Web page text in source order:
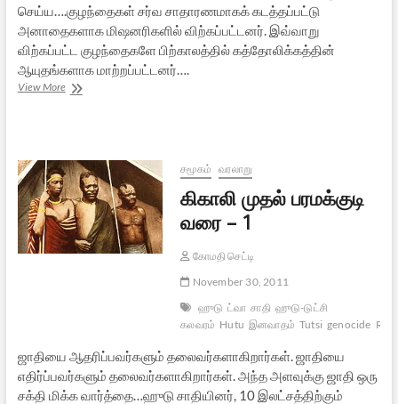
செய்ய….குழந்தைகள் சர்வ சாதாரணமாகக் கடத்தப்பட்டு
அனாதைகளாக மிஷனரிகளில் விற்கப்பட்டனர். இவ்வாறு
விற்கப்பட்ட குழந்தைகளே பிற்காலத்தில் கத்தோலிக்கத்தின்
ஆயுதங்களாக மாற்றப்பட்டனர்….
View Moreகிகாலி
2
சமூகம் வரலாறு
கிகாலி முதல் பரமக்குடி
வரை – 1
கோமதி செட்டி
November 30, 2011
ஹுடு ட்வா சாதி ஹுடு-டுட்சி
கலவரம் Hutu இனவாதம் Tutsi genocide
ஜாதியை ஆதரிப்பவர்களும் தலைவர்களாகிறார்கள். ஜாதியை
எதிர்ப்பவர்களும் தலைவர்களாகிறார்கள். அந்த அளவுக்கு ஜாதி ஒரு
சக்தி மிக்க வார்த்தை…ஹுடு சாதியினர், 10 இலட்சத்திற்கும்